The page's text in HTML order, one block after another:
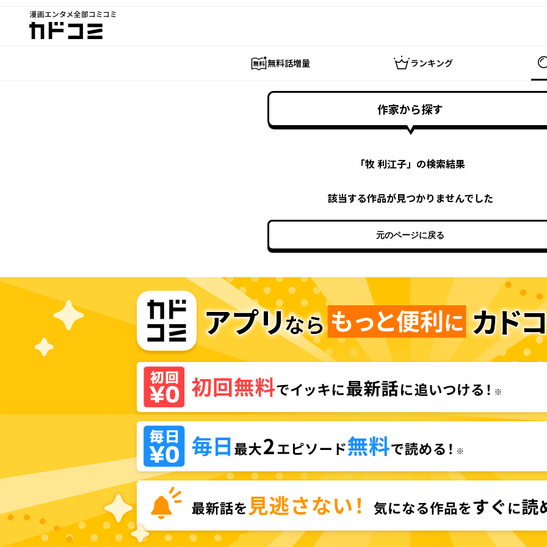
漫画エンタメ全部コミコミ
カドコミ
無料話増量 ランキング
作家から探す
「牧 利江子」の検索結果
該当する作品が見つかりませんでした
元のページに戻る